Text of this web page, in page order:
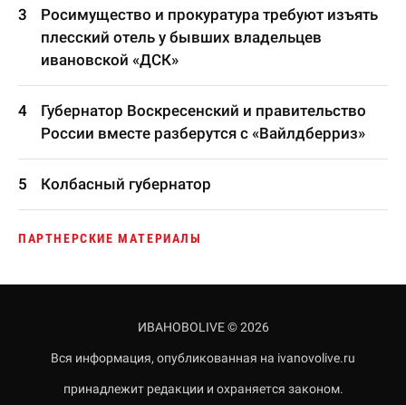
Росимущество и прокуратура требуют изъять
плесский отель у бывших владельцев
ивановской «ДСК»
Губернатор Воскресенский и правительство
России вместе разберутся с «Вайлдберриз»
Колбасный губернатор
ПАРТНЕРСКИЕ МАТЕРИАЛЫ
ИВАНОВОLIVE © 2026
Вся информация, опубликованная на ivanovolive.ru
принадлежит редакции и охраняется законом.